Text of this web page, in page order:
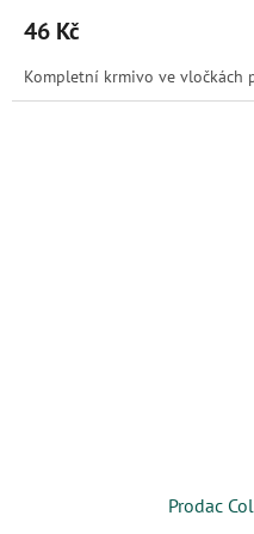
46 Kč
Kompletní krmivo ve vločkách
Prodac